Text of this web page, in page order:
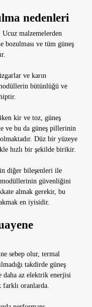
nedenleri
Ucuz malzemelerden
bozulması ve tüm güneş
ve karın
bütünlüğü ve
kir ve toz, güneş
ve bu da güneş pillerinin
Düz bir yüzeye
hızlı bir şekilde birikir.
diğer bileşenleri ile
modüllerinin güvenliğini
almak gerekir, bu
en iyisidir.
sebep olur, termal
takdirde güneş
daha az elektrik enerjisi
farklı oranlarda.